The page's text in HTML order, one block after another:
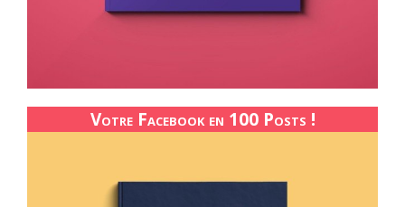
Votre Facebook en 100 Posts !